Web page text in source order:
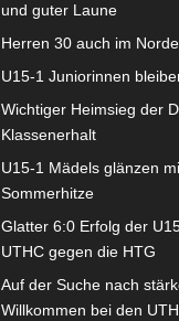
und guter Laune
Herren 30 auch im
U15-1 Juniorinnen
Wichtiger Heimsieg der
Klassenerhalt
U15-1 Mädels glänzen
Sommerhitze
Glatter 6:0 Erfolg der
UTHC gegen die HTG
Auf der Suche nach
Willkommen bei den